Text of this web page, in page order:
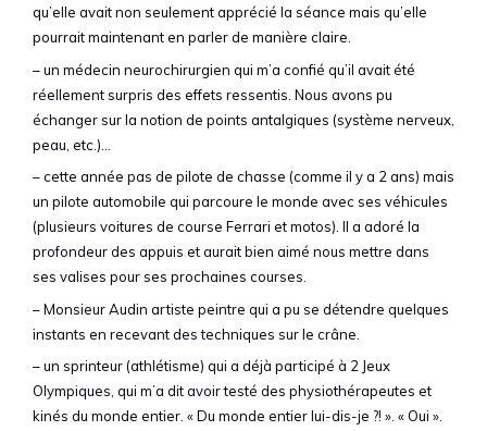
qu’elle avait non seulement apprécié la séance mais qu’elle
pourrait maintenant en parler de manière claire.
– un médecin neurochirurgien qui m’a confié qu’il avait été
réellement surpris des effets ressentis. Nous avons pu
échanger sur la notion de points antalgiques (système nerveux,
peau, etc.)…
– cette année pas de pilote de chasse (comme il y a 2 ans) mais
un pilote automobile qui parcoure le monde avec ses véhicules
(plusieurs voitures de course Ferrari et motos). Il a adoré la
profondeur des appuis et aurait bien aimé nous mettre dans
ses valises pour ses prochaines courses.
– Monsieur Audin artiste peintre qui a pu se détendre quelques
instants en recevant des techniques sur le crâne.
– un sprinteur (athlétisme) qui a déjà participé à 2 Jeux
Olympiques, qui m’a dit avoir testé des physiothérapeutes et
kinés du monde entier. « Du monde entier lui-dis-je ?! ». « Oui ».